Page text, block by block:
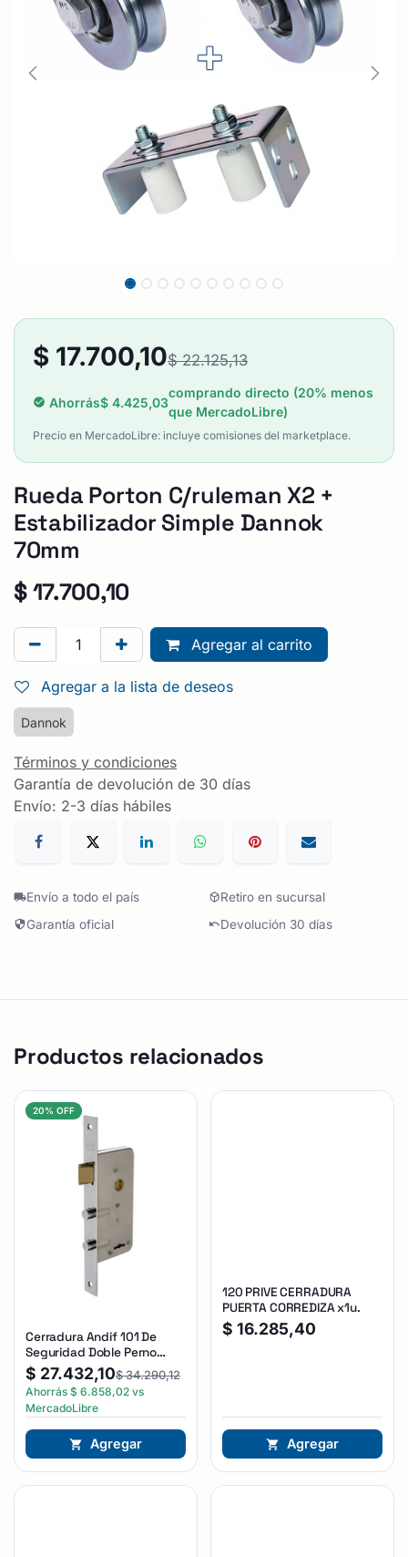
$ 17.700,10$22.125,13
Ahorrás$ 4.425,03
comprando directo (20% menos
que MercadoLibre)
Precio en MercadoLibre: incluye comisiones del marketplace.
Rueda Porton C/ruleman X2 +
Estabilizador Simple Dannok
70mm
$17.700,10
Agregar al carrito
Agregar a la lista de deseos
Dannok
Términos y condiciones
Garantía de devolución de 30 días
Envío: 2-3 días hábiles
Envío a todo el país
Retiro en sucursal
Garantía oficial
Devolución 30 días
Productos relacionados
20% OFF
Cerradura Andif 101 De
Seguridad Doble Perno
Reforzada Plateado
$ 27.432,10$34.290,12
Ahorrás $ 6.858,02 vs
MercadoLibre
Agregar
120 PRIVE CERRADURA
PUERTA CORREDIZA x1u.
$ 16.285,40
Agregar